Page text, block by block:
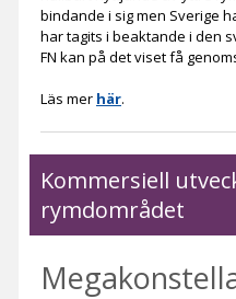
bindande i sig men Sverige
har tagits i beaktande i den
FN kan på det viset få
Läs mer här.
Kommersiell
rymdområdet